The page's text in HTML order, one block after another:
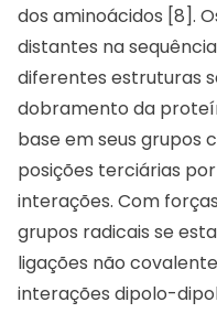
dos aminoácidos [8].
distantes na
diferentes estruturas
dobramento da
base em seus grupos
posições terciárias
interações. Com
grupos radicais se
ligações não
interações dipolo-